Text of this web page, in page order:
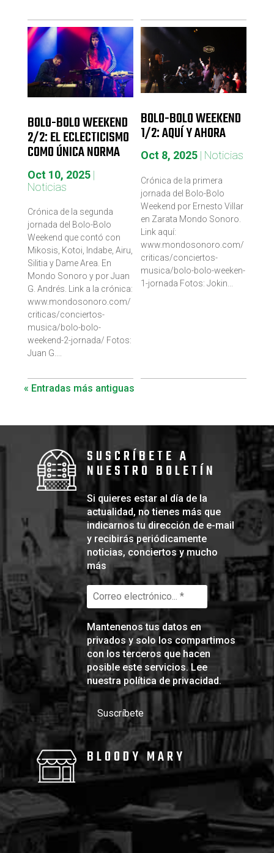
BOLO-BOLO WEEKEND
2/2: EL ECLECTICISMO
COMO ÚNICA NORMA
Oct 10, 2025|
Noticias
Crónica de la segunda
jornada del Bolo-Bolo
Weekend que contó con
Mikosis, Kotoi, Indabe, Airu,
Silitia y Dame Area. En
Mondo Sonoro y por Juan
G. Andrés. Link a la crónica:
www.mondosonoro.com/
criticas/conciertos-
musica/bolo-bolo-
weekend-2-jornada/ Fotos:
Juan G....
BOLO-BOLO WEEKEND
1/2: AQUÍ Y AHORA
Oct 8, 2025| Noticias
Crónica de la primera
jornada del Bolo-Bolo
Weekend por Ernesto Villar
en Zarata Mondo Sonoro.
Link aquí:
www.mondosonoro.com/
criticas/conciertos-
musica/bolo-bolo-weeken-
1-jornada Fotos: Jokin...
« Entradas más antiguas
SUSCRÍBETE A
NUESTRO BOLETÍN
Si quieres estar al día de la
actualidad, no tienes más que
indicarnos tu dirección de e-mail
y recibirás periódicamente
noticias, conciertos y mucho
más
Mantenenos tus datos en
privados y solo los compartimos
con los terceros que hacen
posible este servicios. Lee
nuestra política de privacidad.
BLOODY MARY